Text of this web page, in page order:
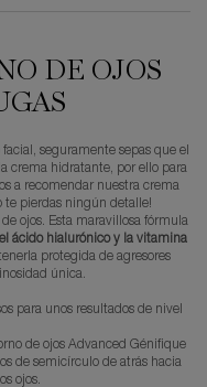
DE OJOS
seguramente sepas que el
crema hidratante, por ello para
a recomendar nuestra crema
te pierdas ningún detalle!
ojos. Esta maravillosa fórmula
ácido hialurónico y la vitamina
protegida de agresores
única.
para unos resultados de nivel
de ojos Advanced Génifique
de semicírculo de atrás hacia
ojos.